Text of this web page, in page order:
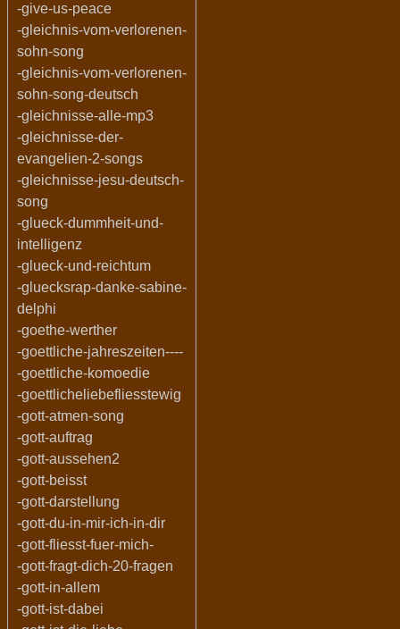
-give-us-peace
-gleichnis-vom-verlorenen-
sohn-song
-gleichnis-vom-verlorenen-
sohn-song-deutsch
-gleichnisse-alle-mp3
-gleichnisse-der-
evangelien-2-songs
-gleichnisse-jesu-deutsch-
song
-glueck-dummheit-und-
intelligenz
-glueck-und-reichtum
-gluecksrap-danke-sabine-
delphi
-goethe-werther
-goettliche-jahreszeiten----
-goettliche-komoedie
-goettlicheliebefliesstewig
-gott-atmen-song
-gott-auftrag
-gott-aussehen2
-gott-beisst
-gott-darstellung
-gott-du-in-mir-ich-in-dir
-gott-fliesst-fuer-mich-
-gott-fragt-dich-20-fragen
-gott-in-allem
-gott-ist-dabei